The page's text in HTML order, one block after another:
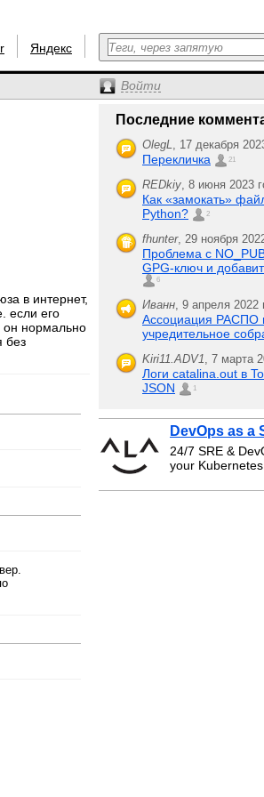
Яндекс
Войти
в интернет,
если его
он нормально
без
Последние
OlegL, 17 декабря
Перекличка 21
REDkiy, 8 июня 2023
Как «замокать»
Python?
2
fhunter, 29 ноября
Проблема с
GPG-ключ и
6
Иванн, 9 апреля 2022
Ассоциация РАСПО
учредительное
Kiri11.ADV1, 7 марта
Логи catalina.out в
JSON
1
DevOps as a
24/7 SRE &
your Kubernetes